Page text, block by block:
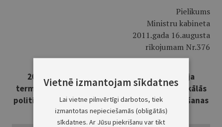
Pielikums
Ministru kabineta
2011.gada 16.augusta
rīkojumam Nr.376
2012.gada valsts budžeta projekta un vidēja
termiņa makroekonomiskās attīstības un fiskālās
politikas ietvara 2012.–2014.gadam sagatavošanas
grafiks
Vietnē izmantojam sīkdatnes
Lai vietne pilnvērtīgi darbotos, tiek
izmantotas nepieciešamās (obligātās)
sīkdatnes. Ar Jūsu piekrišanu var tikt